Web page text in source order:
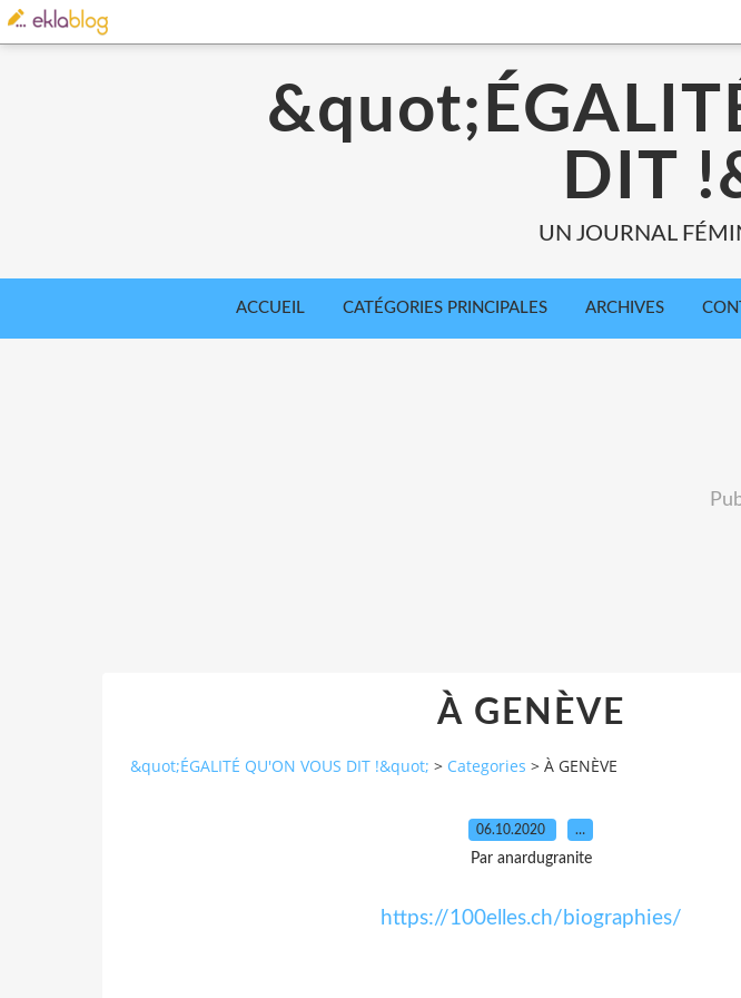
DIT
UN JOURNAL
ACCUEIL CATÉGORIES PRINCIPALES ARCHIVES
À GENÈVE
&quot;ÉGALITÉ QU'ON VOUS DIT !&quot; > Categories > À GENÈVE
06.10.2020 …
Par anardugranite
https://100elles.ch/biographies/